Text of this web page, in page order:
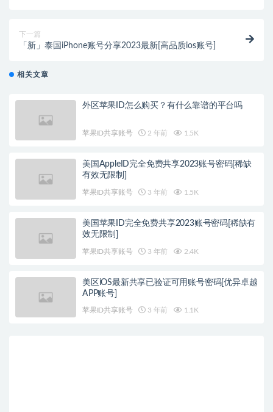
下一篇
「新」泰国iPhone账号分享2023最新[高品质ios账号]
相关文章
外区苹果ID怎么购买？有什么靠谱的平台吗
苹果ID共享账号 2 年前 1.5K
美国AppleID完全免费共享2023账号密码[稀缺
有效无限制]
苹果ID共享账号 3 年前 1.5K
美国苹果ID完全免费共享2023账号密码[稀缺有
效无限制]
苹果ID共享账号 3 年前 2.4K
美区iOS最新共享已验证可用账号密码[优异卓越
APP账号]
苹果ID共享账号 3 年前 1.1K